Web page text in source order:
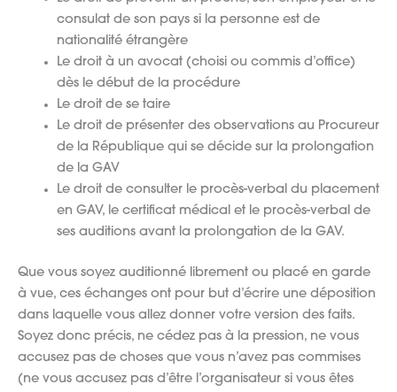
consulat de son pays si la personne est de
nationalité étrangère
Le droit à un avocat (choisi ou commis d’office)
dès le début de la procédure
Le droit de se taire
Le droit de présenter des observations au Procureur
de la République qui se décide sur la prolongation
de la GAV
Le droit de consulter le procès-verbal du placement
en GAV, le certificat médical et le procès-verbal de
ses auditions avant la prolongation de la GAV.
Que vous soyez auditionné librement ou placé en garde
à vue, ces échanges ont pour but d’écrire une déposition
dans laquelle vous allez donner votre version des faits.
Soyez donc précis, ne cédez pas à la pression, ne vous
accusez pas de choses que vous n’avez pas commises
(ne vous accusez pas d’être l’organisateur si vous êtes